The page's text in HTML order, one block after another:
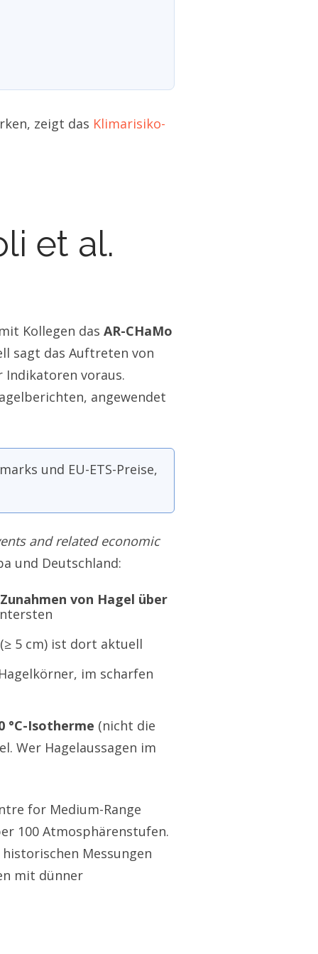
zeigt das Klimarisiko-
et al.
Kollegen das AR-CHaMo
sagt das Auftreten von
Indikatoren voraus.
angewendet
und EU-ETS-Preise,
and related economic
und Deutschland:
von Hagel über
5 cm) ist dort aktuell
im scharfen
°C-Isotherme (nicht die
Wer Hagelaussagen im
for Medium-Range
100 Atmosphärenstufen.
Messungen
mit dünner